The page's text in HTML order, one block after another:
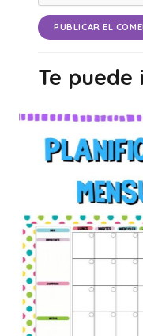
PUBLICAR EL
Te